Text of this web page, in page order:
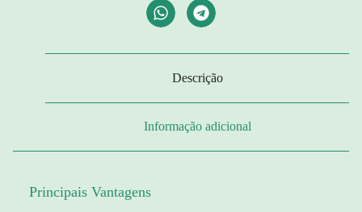
Descrição
Informação adicional
Principais Vantagens